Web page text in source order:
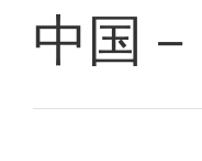
中国